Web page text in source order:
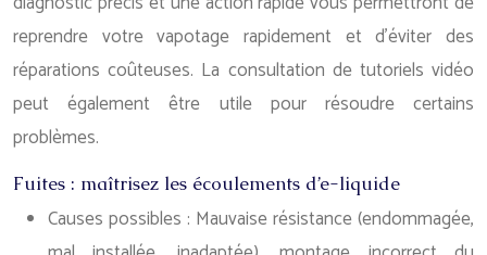
reprendre votre vapotage rapidement et d’éviter des
réparations coûteuses. La consultation de tutoriels vidéo
peut également être utile pour résoudre certains
problèmes.
Fuites : maîtrisez les écoulements d’e-liquide
Causes possibles : Mauvaise résistance (endommagée,